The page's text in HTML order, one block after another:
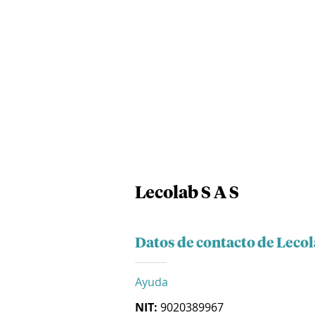
Lecolab S A S
Datos de contacto de
Ayuda
NIT: 9020389967